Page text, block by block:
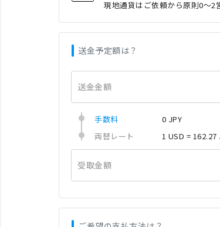
現地通貨はご依頼から原則0〜2
送金予定額は？
送金金額
手数料
0 JPY
両替レート
1 USD = 162.27
受取金額